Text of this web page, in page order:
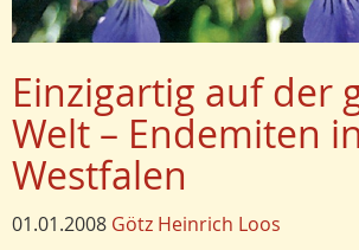
Einzigartig auf der
Welt – Endemiten in
Westfalen
01.01.2008 Götz Heinrich Loos